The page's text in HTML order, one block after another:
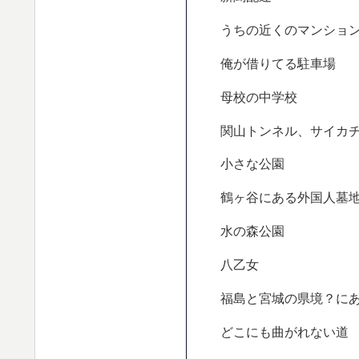
うちの近くのマンショ
俺が借りてる駐車場
母校の中学校
関山トンネル、サイカ
小さな公園
鶴ヶ谷にある外国人墓
水の森公園
八乙女
福島と宮城の県境？に
どこにも曲がれない道